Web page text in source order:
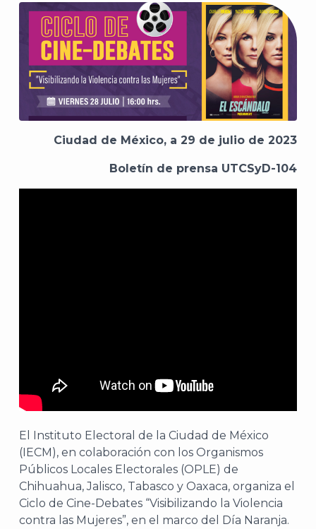
Ciudad de México, a 29 de julio de 2023
Boletín de prensa UTCSyD-104
El Instituto Electoral de la Ciudad de México
(IECM), en colaboración con los Organismos
Públicos Locales Electorales (OPLE) de
Chihuahua, Jalisco, Tabasco y Oaxaca, organiza el
Ciclo de Cine-Debates “Visibilizando la Violencia
contra las Mujeres”, en el marco del Día Naranja.